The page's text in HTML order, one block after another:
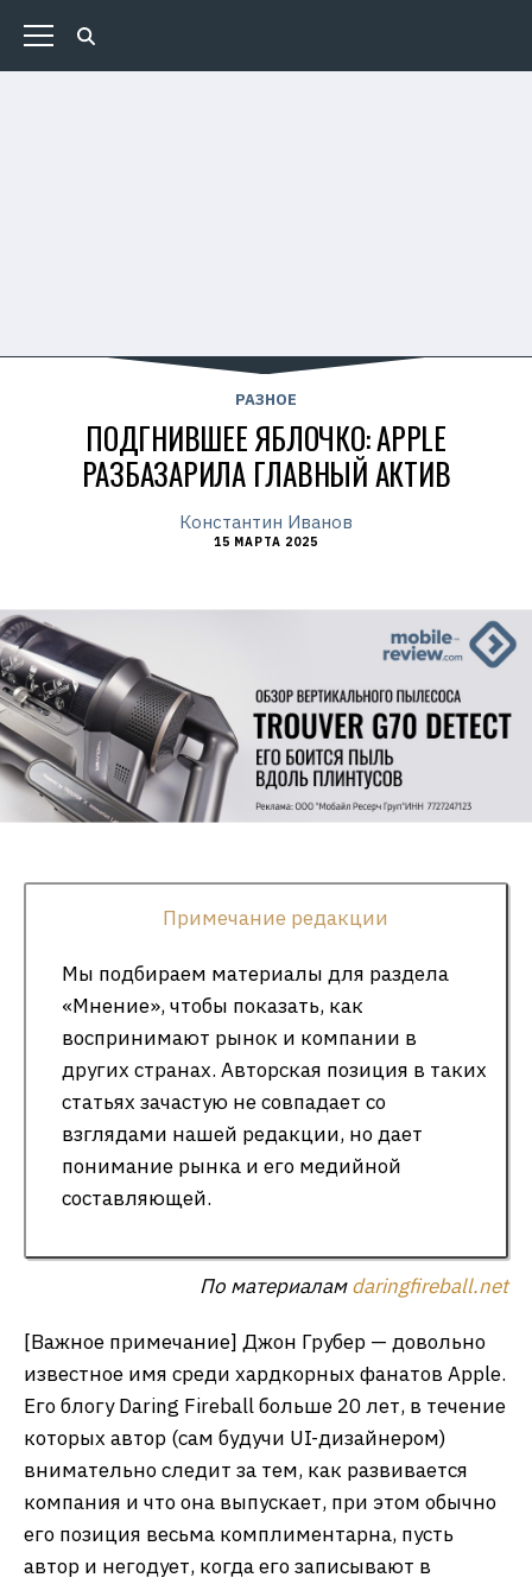
РАЗНОЕ
ПОДГНИВШЕЕ ЯБЛОЧКО: APPLE
РАЗБАЗАРИЛА ГЛАВНЫЙ АКТИВ
Константин Иванов
15 МАРТА 2025
Примечание редакции
Мы подбираем материалы для раздела
«Мнение», чтобы показать, как
воспринимают рынок и компании в
других странах. Авторская позиция в таких
статьях зачастую не совпадает со
взглядами нашей редакции, но дает
понимание рынка и его медийной
составляющей.
По материаламdaringfireball.net
[Важное примечание] Джон Грубер — довольно
известное имя среди хардкорных фанатов Apple.
Его блогу Daring Fireball больше 20 лет, в течение
которых автор (сам будучи UI-дизайнером)
внимательно следит за тем, как развивается
компания и что она выпускает, при этом обычно
его позиция весьма комплиментарна, пусть
автор и негодует, когда его записывают в